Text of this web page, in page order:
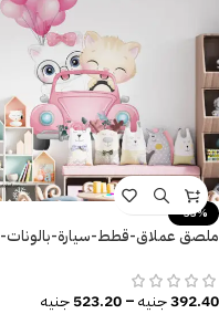
-33%
ملصق عملاق-قطط-سيارة-بالونات-
392.40جنيه–
523.20جنيه